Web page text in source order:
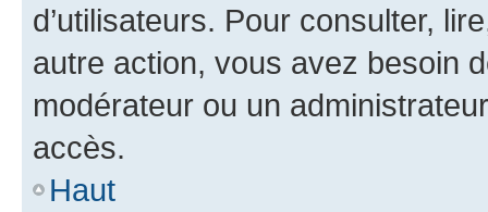
d’utilisateurs. Pour consulter,
autre action, vous avez besoin
modérateur ou un
accès.
Haut